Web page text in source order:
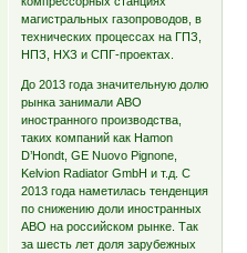
магистральных газопроводов, в
технических процессах на ГПЗ,
НПЗ, НХЗ и СПГ-проектах.
До 2013 года значительную долю
рынка занимали АВО
иностранного производства,
таких компаний как Hamon
D’Hondt, GE Nuovo Pignone,
Kelvion Radiator GmbH и т.д. С
2013 года наметилась тенденция
по снижению доли иностранных
АВО на российском рынке. Так
за шесть лет доля зарубежных